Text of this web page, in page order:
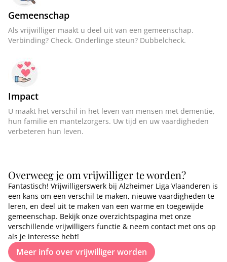
Gemeenschap
Als vrijwilliger maakt u deel uit van een gemeenschap.
Verbinding? Check. Onderlinge steun? Dubbelcheck.
Impact
U maakt het verschil in het leven van mensen met dementie,
hun familie en mantelzorgers. Uw tijd en uw vaardigheden
verbeteren hun leven.
Overweeg je om vrijwilliger te worden?
Fantastisch! Vrijwilligerswerk bij Alzheimer Liga Vlaanderen is
een kans om een verschil te maken, nieuwe vaardigheden te
leren, en deel uit te maken van een warme en toegewijde
gemeenschap. Bekijk onze overzichtspagina met onze
verschillende vrijwilligers functie & neem contact met ons op
als je interesse hebt!
Meer info over vrijwilliger worden